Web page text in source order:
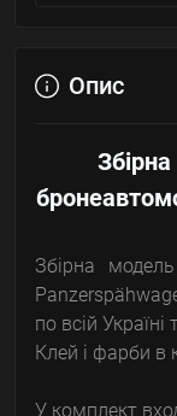
Опис
Збірна
по всій
Клей і фарби в
У комплект